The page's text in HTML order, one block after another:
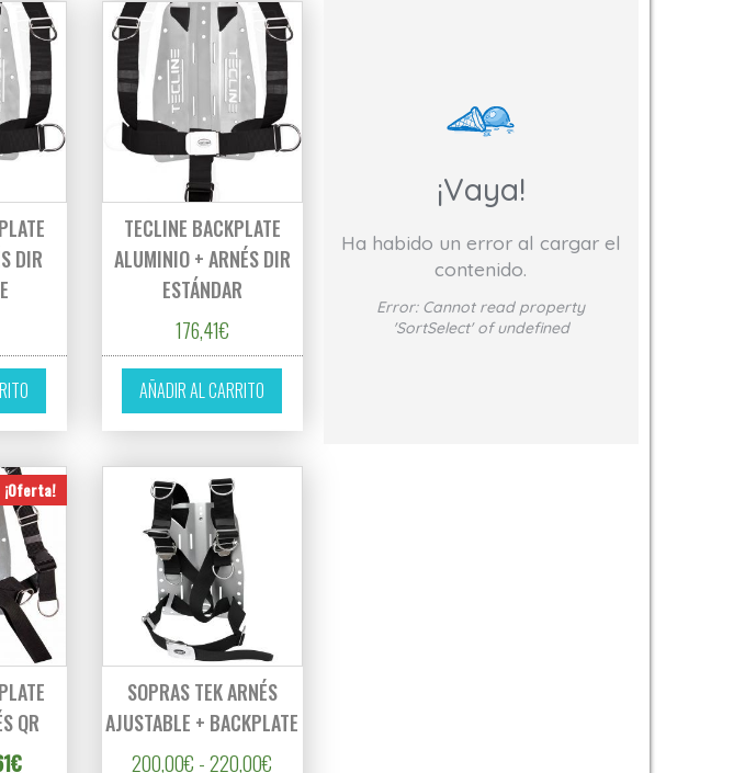
DIR
TECLINE BACKPLATE
ALUMINIO + ARNÉS DIR
ESTÁNDAR
176,41€
AÑADIR AL CARRITO
¡Oferta!
QR
original era: 221,79€.
€El precio actual es: 199,61€.
SOPRAS TEK ARNÉS
AJUSTABLE + BACKPLATE
200,00€ - 220,00€
¡Vaya!
Ha habido un error al cargar el
contenido.
Error: Cannot read property
'SortSelect' of undefined